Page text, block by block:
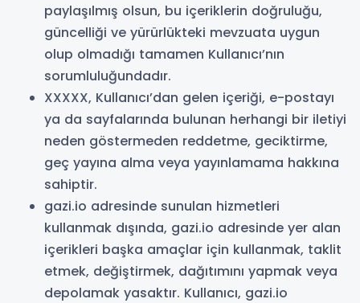
paylaşılmış olsun, bu içeriklerin doğruluğu,
güncelliği ve yürürlükteki mevzuata uygun
olup olmadığı tamamen Kullanıcı’nın
sorumluluğundadır.
XXXXX, Kullanıcı’dan gelen içeriği, e-postayı
ya da sayfalarında bulunan herhangi bir iletiyi
neden göstermeden reddetme, geciktirme,
geç yayına alma veya yayınlamama hakkına
sahiptir.
gazi.io adresinde sunulan hizmetleri
kullanmak dışında, gazi.io adresinde yer alan
içerikleri başka amaçlar için kullanmak, taklit
etmek, değiştirmek, dağıtımını yapmak veya
depolamak yasaktır. Kullanıcı, gazi.io